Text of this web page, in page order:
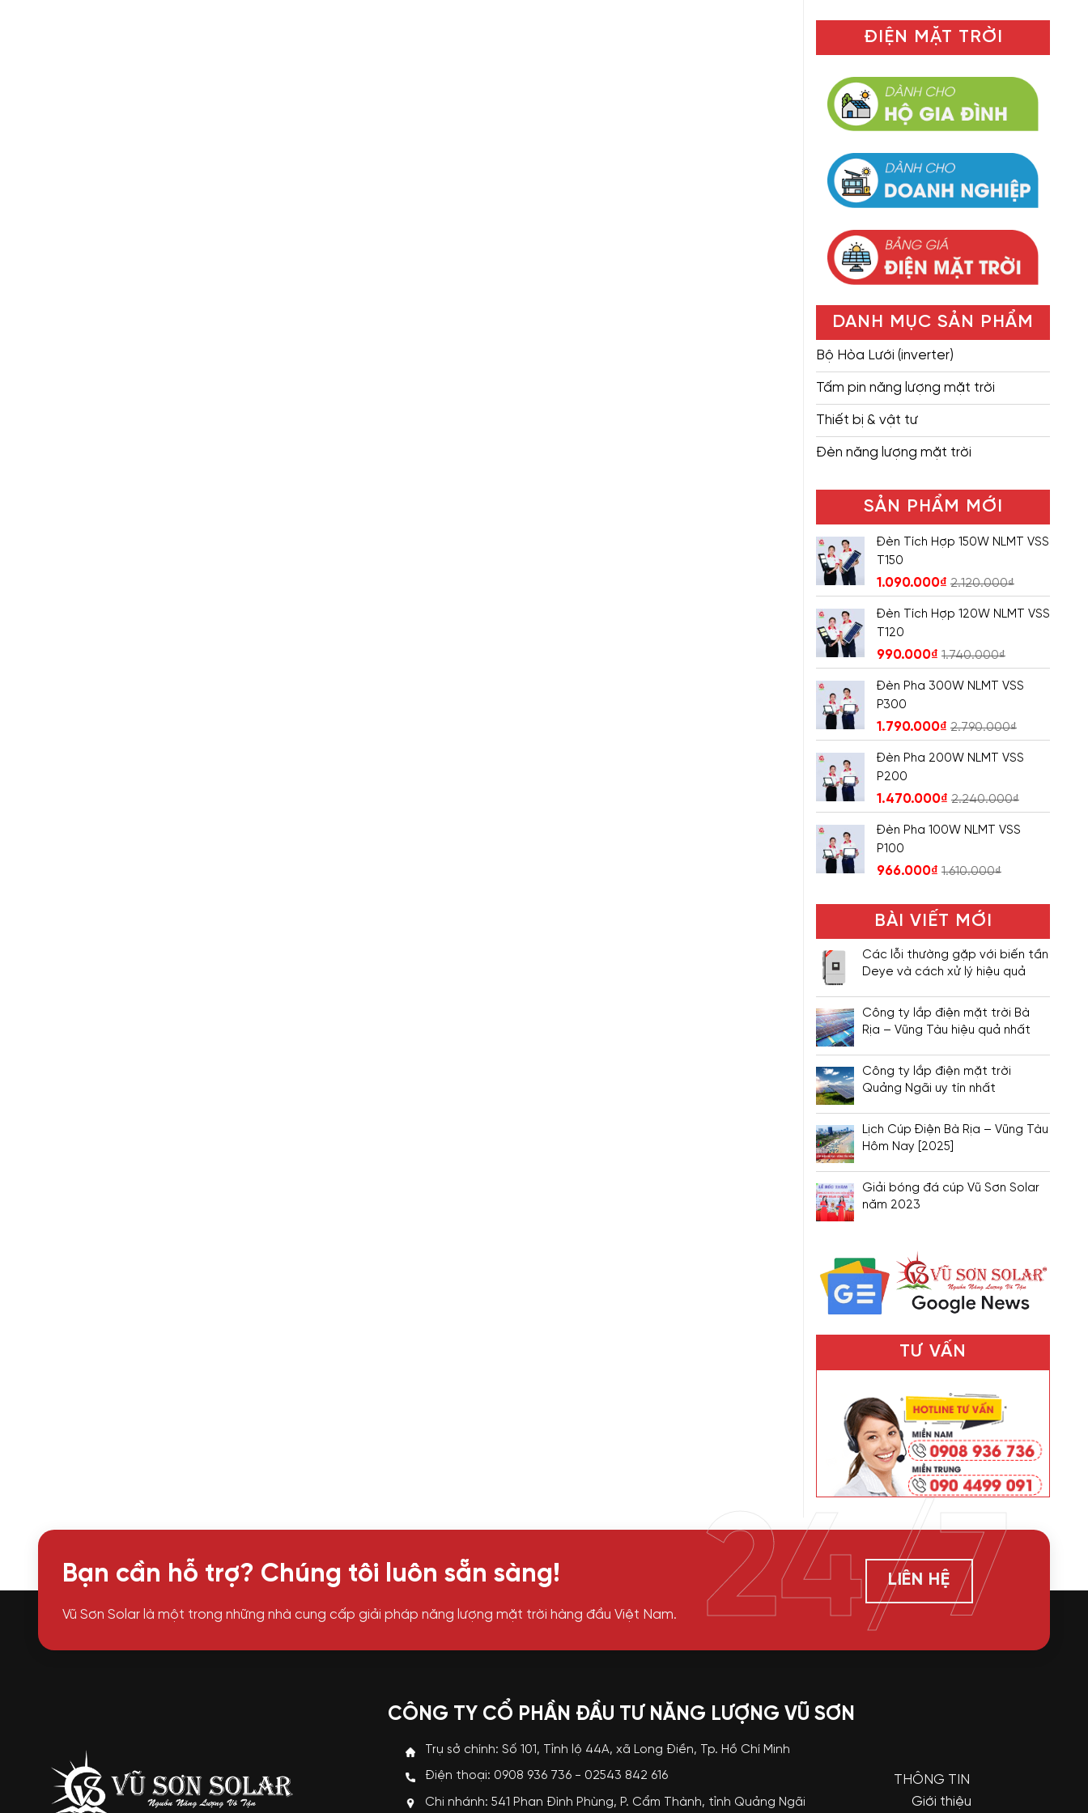
ĐIỆN MẶT TRỜI
DANH MỤC SẢN PHẨM
Bộ Hòa Lưới (inverter)
Tấm pin năng lượng mặt trời
Thiết bị & vật tư
Đèn năng lượng mặt trời
SẢN PHẨM MỚI
Đèn Tích Hợp 150W NLMT VSS
T150
1.090.000₫ 2.120.000₫
Đèn Tích Hợp 120W NLMT VSS
T120
990.000₫ 1.740.000₫
Đèn Pha 300W NLMT VSS
P300
1.790.000₫ 2.790.000₫
Đèn Pha 200W NLMT VSS
P200
1.470.000₫ 2.240.000₫
Đèn Pha 100W NLMT VSS
P100
966.000₫ 1.610.000₫
BÀI VIẾT MỚI
Các lỗi thường gặp với biến tần
Deye và cách xử lý hiệu quả
Công ty lắp điện mặt trời Bà
Rịa – Vũng Tàu hiệu quả nhất
Công ty lắp điện mặt trời
Quảng Ngãi uy tín nhất
Lịch Cúp Điện Bà Rịa – Vũng Tàu
Hôm Nay [2025]
Giải bóng đá cúp Vũ Sơn Solar
năm 2023
TƯ VẤN
Bạn cần hỗ trợ? Chúng tôi luôn sẵn sàng!
Vũ Sơn Solar là một trong những nhà cung cấp giải pháp năng lượng mặt trời hàng đầu Việt Nam.
LIÊN HỆ
24/7
CÔNG TY CỔ PHẦN ĐẦU TƯ NĂNG LƯỢNG VŨ SƠN
Trụ sở chính: Số 101, Tỉnh lộ 44A, xã Long Điền, Tp. Hồ Chí Minh
Điện thoại: 0908 936 736 - 02543 842 616
Chi nhánh: 541 Phan Đình Phùng, P. Cẩm Thành, tỉnh Quảng Ngãi
THÔNG TIN
Giới thiệu